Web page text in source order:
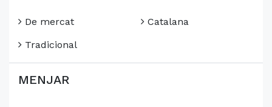
De mercat
Tradicional
Catalana
MENJAR